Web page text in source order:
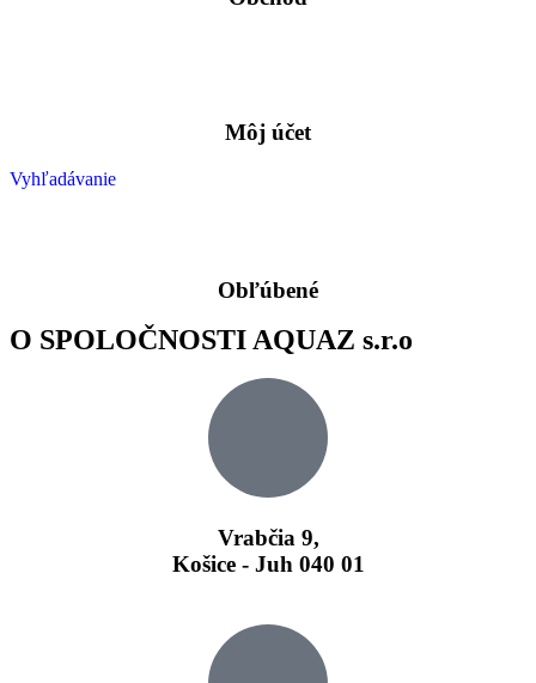
Môj účet
Vyhľadávanie
Obľúbené
O SPOLOČNOSTI AQUAZ s.r.o
Vrabčia 9,
Košice - Juh 040 01